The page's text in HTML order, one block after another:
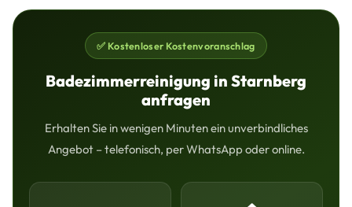
✅ Kostenloser Kostenvoranschlag
Badezimmerreinigung in Starnberg
anfragen
Erhalten Sie in wenigen Minuten ein unverbindliches
Angebot – telefonisch, per WhatsApp oder online.